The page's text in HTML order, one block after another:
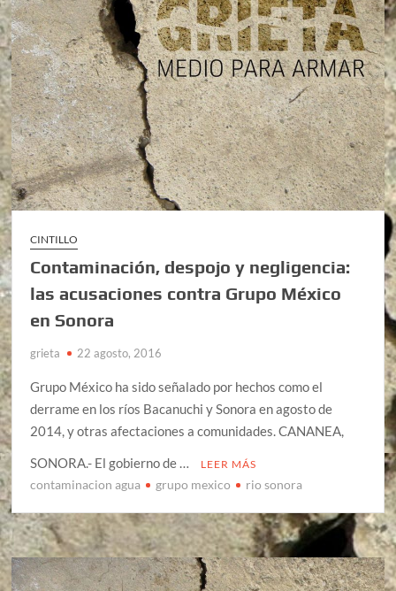
CINTILLO
Contaminación, despojo y negligencia:
las acusaciones contra Grupo México
en Sonora
grieta 22 agosto, 2016
Grupo México ha sido señalado por hechos como el
derrame en los ríos Bacanuchi y Sonora en agosto de
2014, y otras afectaciones a comunidades. CANANEA,
SONORA.- El gobierno de …
LEER MÁS
contaminacion agua grupo mexico rio sonora